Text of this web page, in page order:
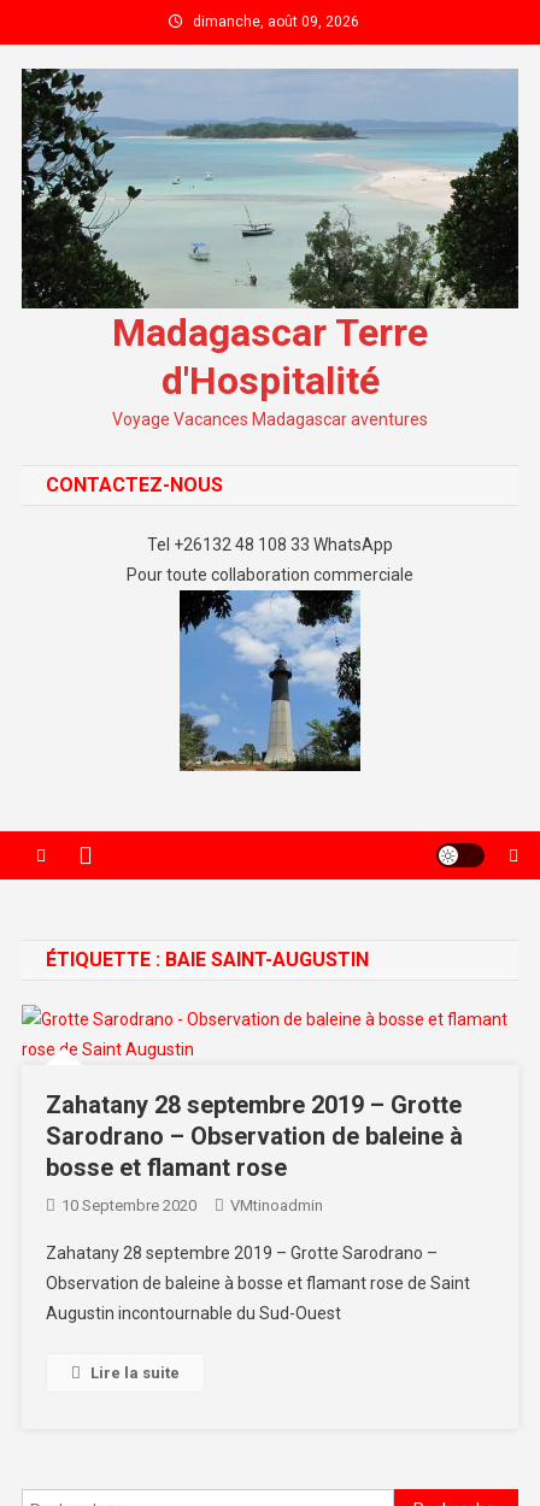
dimanche, août 09, 2026
Madagascar Terre
d'Hospitalité
Voyage Vacances Madagascar aventures
CONTACTEZ-NOUS
Tel +26132 48 108 33 WhatsApp
Pour toute collaboration commerciale
ÉTIQUETTE : BAIE SAINT-AUGUSTIN
Zahatany 28 septembre 2019 – Grotte
Sarodrano – Observation de baleine à
bosse et flamant rose
10 Septembre 2020 VMtinoadmin
Zahatany 28 septembre 2019 – Grotte Sarodrano –
Observation de baleine à bosse et flamant rose de Saint
Augustin incontournable du Sud-Ouest
Lire la suite